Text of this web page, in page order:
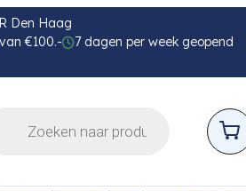
Den Haag
€100.-
7 dagen per week geopend